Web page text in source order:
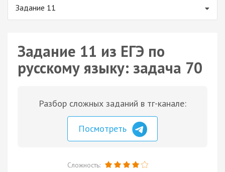
Задание 11
Задание 11 из ЕГЭ по
русскому языку: задача 70
Разбор сложных заданий в тг-канале:
Посмотреть
Сложность: